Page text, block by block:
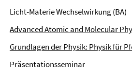
Licht-Materie Wechselwirkung (BA)
Advanced Atomic and Molecular
Grundlagen der Physik: Physik für
Präsentationsseminar